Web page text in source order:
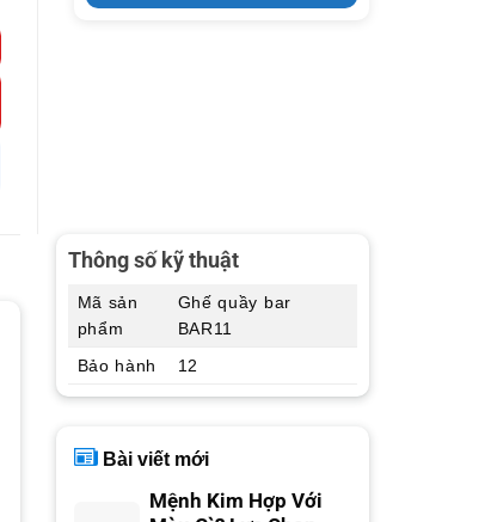
Thông số kỹ thuật
Mã sản
phẩm
Ghế quầy bar
BAR11
Bảo hành
12
Bài viết mới
Mệnh Kim Hợp Với